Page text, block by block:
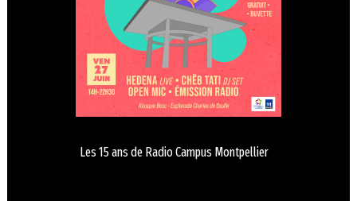
Les 15 ans de Radio Campus Montpellier